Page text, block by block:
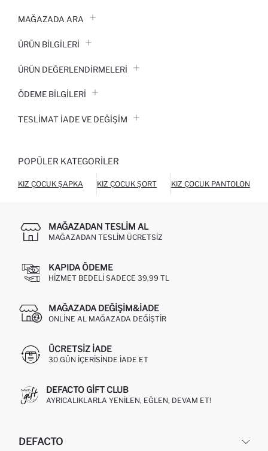
MAĞAZADA ARA
ÜRÜN BILGILERI
ÜRÜN DEĞERLENDİRMELERİ
ÖDEME BİLGİLERİ
TESLIMAT İADE VE DEĞIŞIM
POPÜLER KATEGORILER
KIZ ÇOCUK ŞAPKA KIZ ÇOCUK ŞORT KIZ ÇOCUK PANTOLON
MAĞAZADAN TESLIM AL
MAĞAZADAN TESLIM ÜCRETSIZ
KAPIDA ÖDEME
HIZMET BEDELI SADECE 39,99 TL
MAĞAZADA DEĞIŞIM&İADE
ONLINE AL MAĞAZADA DEĞIŞTIR
ÜCRETSIZ IADE
30 GÜN IÇERISINDE IADE ET
DEFACTO GIFT CLUB
AYRICALIKLARLA YENILEN, EĞLEN, DEVAM ET!
DEFACTO